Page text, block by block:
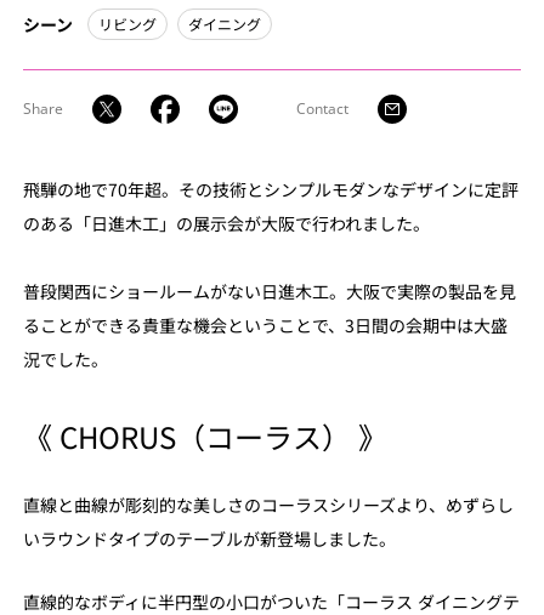
シーン リビング ダイニング
Share Contact
飛騨の地で70年超。その技術とシンプルモダンなデザインに定評
のある「日進木工」の展示会が大阪で行われました。
普段関西にショールームがない日進木工。大阪で実際の製品を見
ることができる貴重な機会ということで、3日間の会期中は大盛
況でした。
《 CHORUS（コーラス） 》
直線と曲線が彫刻的な美しさのコーラスシリーズより、めずらし
いラウンドタイプのテーブルが新登場しました。
直線的なボディに半円型の小口がついた「コーラス ダイニングテ